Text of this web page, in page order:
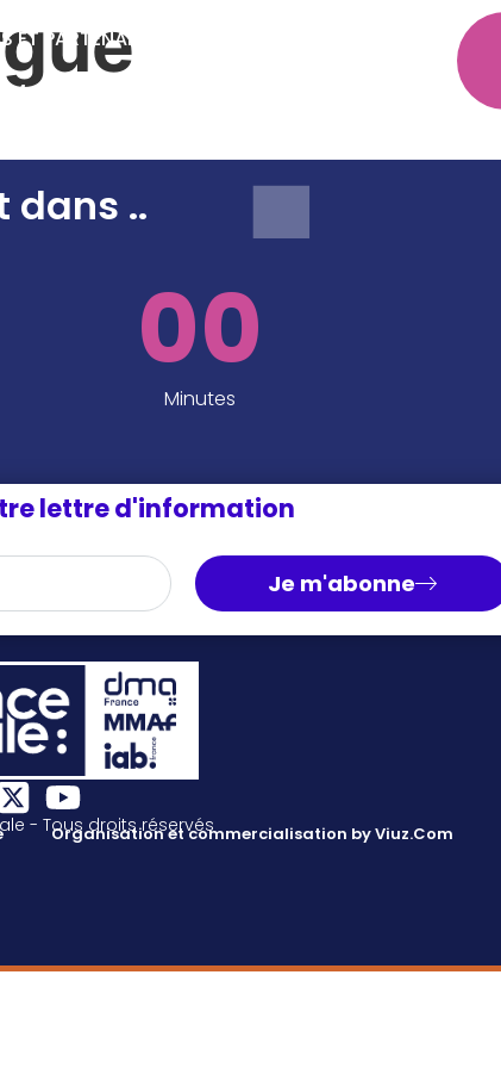
ET PARTENAIRES
dans ..
00
Minutes
lettre d'information
Je m'abonne
- Tous droits réservés
Organisation et commercialisation by Viuz.Com